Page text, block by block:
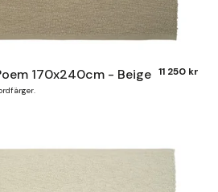
170x240cm - Beige 11 250 kr